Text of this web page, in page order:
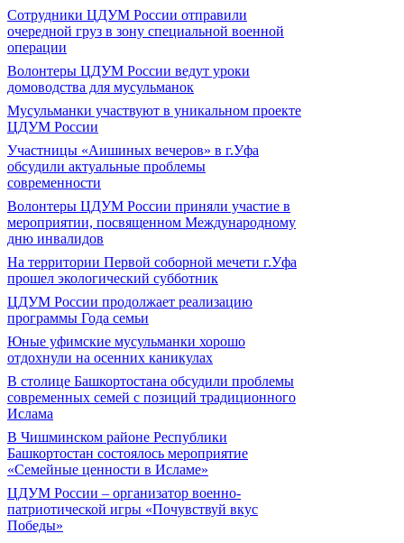
Сотрудники ЦДУМ России отправили
очередной груз в зону специальной военной
операции
Волонтеры ЦДУМ России ведут уроки
домоводства для мусульманок
Мусульманки участвуют в уникальном проекте
ЦДУМ России
Участницы «Аишиных вечеров» в г.Уфа
обсудили актуальные проблемы
современности
Волонтеры ЦДУМ России приняли участие в
мероприятии, посвященном Международному
дню инвалидов
На территории Первой соборной мечети г.Уфа
прошел экологический субботник
ЦДУМ России продолжает реализацию
программы Года семьи
Юные уфимские мусульманки хорошо
отдохнули на осенних каникулах
В столице Башкортостана обсудили проблемы
современных семей с позиций традиционного
Ислама
В Чишминском районе Республики
Башкортостан состоялось мероприятие
«Семейные ценности в Исламе»
ЦДУМ России – организатор военно-
патриотической игры «Почувствуй вкус
Победы»